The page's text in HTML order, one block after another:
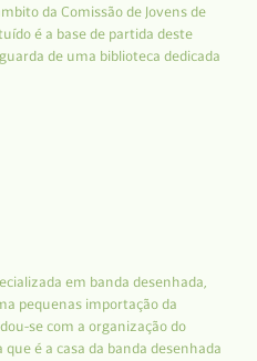
da Comissão de Jovens de
é a base de partida deste
de uma biblioteca dedicada
em banda desenhada,
pequenas importação da
se com a organização do
que é a casa da banda desenhada